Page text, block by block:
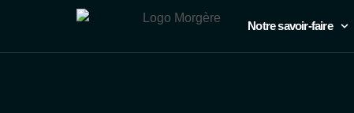
Notre savoir-faire